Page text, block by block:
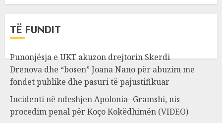
TË FUNDIT
Punonjësja e UKT akuzon drejtorin Skerdi
Drenova dhe “bosen” Joana Nano për abuzim me
fondet publike dhe pasuri të pajustifikuar
Incidenti në ndeshjen Apolonia- Gramshi, nis
procedim penal për Koço Kokëdhimën (VIDEO)